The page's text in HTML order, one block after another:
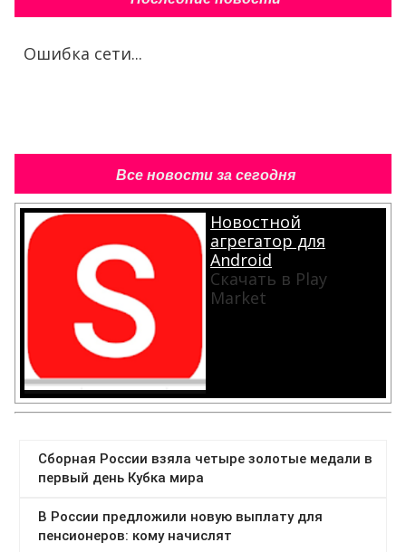
Ошибка сети...
Все новости за сегодня
Новостной
агрегатор для
Android
Скачать в Play
Market